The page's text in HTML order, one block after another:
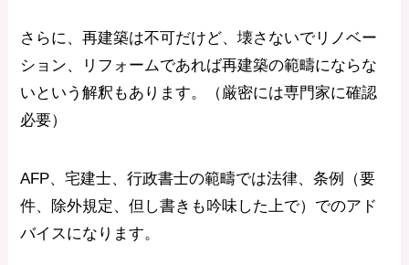
さらに、再建築は不可だけど、壊さないでリノベー
ション、リフォームであれば再建築の範疇にならな
いという解釈もあります。（厳密には専門家に確認
必要）
AFP、宅建士、行政書士の範疇では法律、条例（要
件、除外規定、但し書きも吟味した上で）でのアド
バイスになります。